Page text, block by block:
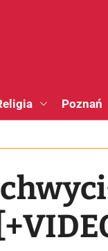
Poznań